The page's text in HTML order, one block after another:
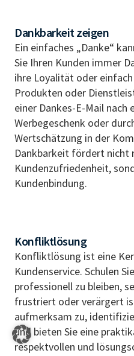
Dankbarkeit zeigen
Ein einfaches „Danke“
Sie Ihren Kunden immer
ihre Loyalität oder
Produkten oder
einer Dankes-E-Mail nach
Werbegeschenk oder
Wertschätzung in der
Dankbarkeit fördert nicht
Kundenzufriedenheit,
Kundenbindung.
Konfliktlösung
Konfliktlösung ist eine
Kundenservice. Schulen
professionell zu bleiben,
frustriert oder verärgert
aufmerksam zu,
und bieten Sie eine
respektvollen und